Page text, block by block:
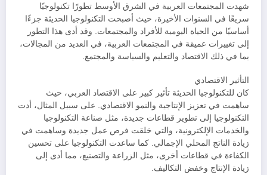
شهدت المجتمعات العربية في الشرق الأوسط تطورًا تكنولوجيًا
سريعًا في السنوات الأخيرة، حيث أصبحت التكنولوجيا الحديثة جزءًا
أساسيًا من الحياة اليومية للأفراد والمجتمعات. وقد أدى هذا التطور
إلى تغييرات عميقة في المجتمعات العربية، في العديد من المجالات،
بما في ذلك الاقتصاد والتعليم والسياسة والمجتمع.
التأثير الاقتصادي
كان للتكنولوجيا الحديثة تأثير كبير على الاقتصاد العربي، حيث
ساهمت في تعزيز الإنتاجية والنمو الاقتصادي. على سبيل المثال، أدت
التكنولوجيا إلى تطوير قطاعات جديدة، مثل صناعة التكنولوجيا
والخدمات الإلكترونية، والتي خلقت فرص عمل جديدة وساهمت في
زيادة الناتج المحلي الإجمالي. كما ساعدت التكنولوجيا على تحسين
الكفاءة في قطاعات أخرى، مثل الزراعة والتصنيع، مما أدى إلى
زيادة الإنتاج وخفض التكاليف.